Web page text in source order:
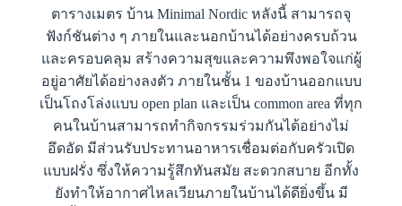
ตารางเมตร บ้าน Minimal Nordic หลังนี้ สามารถจุ
ฟังก์ชันต่าง ๆ ภายในและนอกบ้านได้อย่างครบถ้วน
และครอบคลุม สร้างความสุขและความพึงพอใจแก่ผู้
อยู่อาศัยได้อย่างลงตัว ภายในชั้น 1 ของบ้านออกแบบ
เป็นโถงโล่งแบบ open plan และเป็น common area ที่ทุก
คนในบ้านสามารถทำกิจกรรมร่วมกันได้อย่างไม่
อึดอัด มีส่วนรับประทานอาหารเชื่อมต่อกับครัวเปิด
แบบฝรั่ง ซึ่งให้ความรู้สึกทันสมัย สะดวกสบาย อีกทั้ง
ยังทำให้อากาศไหลเวียนภายในบ้านได้ดียิ่งขึ้น มี